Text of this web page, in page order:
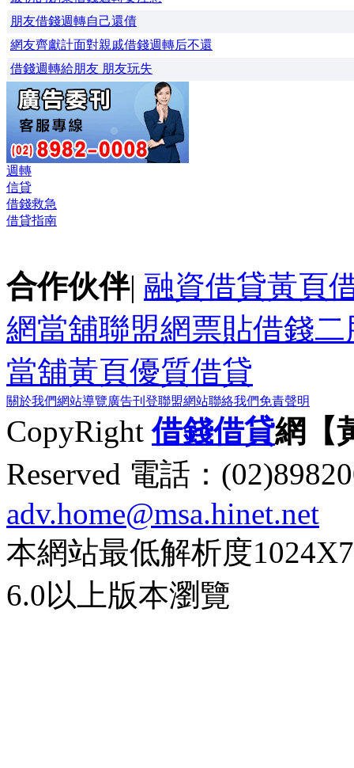
朋友借錢週轉自己還債
網友齊獻計面對親戚借錢週轉后不還
借錢週轉給朋友 朋友玩失
週轉
信貸
借錢救急
借貸指南
合作伙伴| 融資借貸黃頁
網當舖聯盟網票貼借錢二
當舖黃頁優質借貸
關於我們網站導覽廣告刊登聯盟網站聯絡我們免責聲明
CopyRight借錢借貸網【
Reserved 電話：
adv.home@msa.hinet.net
本網站最低解析度
6.0以上版本瀏覽